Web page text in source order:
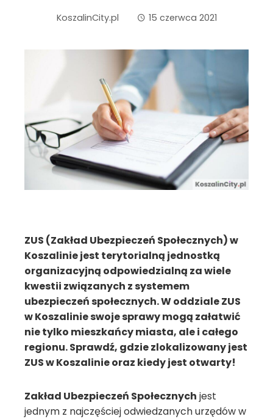
KoszalinCity.pl 15 czerwca 2021
ZUS (Zakład Ubezpieczeń Społecznych) w
Koszalinie jest terytorialną jednostką
organizacyjną odpowiedzialną za wiele
kwestii związanych z systemem
ubezpieczeń społecznych. W oddziale ZUS
w Koszalinie swoje sprawy mogą załatwić
nie tylko mieszkańcy miasta, ale i całego
regionu. Sprawdź, gdzie zlokalizowany jest
ZUS w Koszalinie oraz kiedy jest otwarty!
Zakład Ubezpieczeń Społecznych jest
jednym z najczęściej odwiedzanych urzędów w